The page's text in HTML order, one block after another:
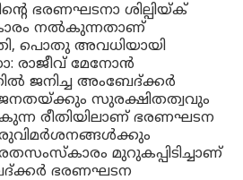
ഭരണഘടനാ ശില്പിയ്ക്
നൽകുന്നതാണ്
പൊതു അവധിയായി
രാജീവ് മേനോൻ
ജനിച്ച അംബേദ്ക്കർ
സുരക്ഷിതത്വവും
രീതിയിലാണ് ഭരണഘടന
മുറുകപ്പിടിച്ചാണ്
ഭരണഘടന